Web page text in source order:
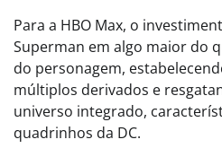
Para a HBO Max, o
Superman em algo maior do
do personagem,
múltiplos derivados e
universo integrado,
quadrinhos da DC.